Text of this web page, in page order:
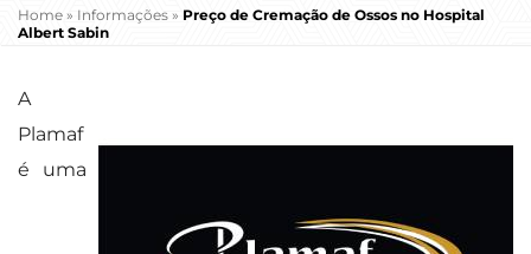
Home » Informações » Preço de Cremação de Ossos no Hospital
Albert Sabin
A
Plamaf
é uma